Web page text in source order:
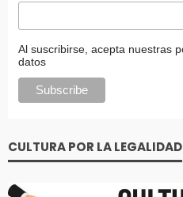
Al suscribirse, acepta nuestras
datos
CULTURA POR LA LEGALIDAD